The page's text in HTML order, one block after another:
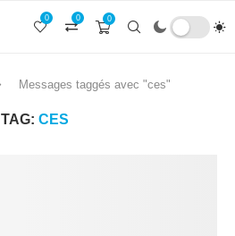
0
0
0
Messages taggés avec "ces"
TAG: CES